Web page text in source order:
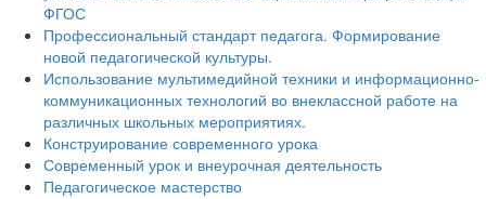
ФГОС
Профессиональный стандарт педагога. Формирование
новой педагогической культуры.
Использование мультимедийной техники и информационно-
коммуникационных технологий во внеклассной работе на
различных школьных мероприятиях.
Конструирование современного урока
Современный урок и внеурочная деятельность
Педагогическое мастерство